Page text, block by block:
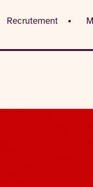
Recrutement